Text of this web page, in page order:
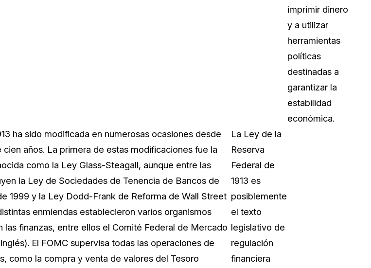
imprimir dinero
y a utilizar
herramientas
políticas
destinadas a
garantizar la
estabilidad
económica.
ha sido modificada en numerosas ocasiones desde
años. La primera de estas modificaciones fue la
como la Ley Glass-Steagall, aunque entre las
la Ley de Sociedades de Tenencia de Bancos de
1999 y la Ley Dodd-Frank de Reforma de Wall Street
enmiendas establecieron varios organismos
las finanzas, entre ellos el Comité Federal de Mercado
El FOMC supervisa todas las operaciones de
como la compra y venta de valores del Tesoro
La Ley de la
Reserva
Federal de
1913 es
posiblemente
el texto
legislativo de
regulación
financiera